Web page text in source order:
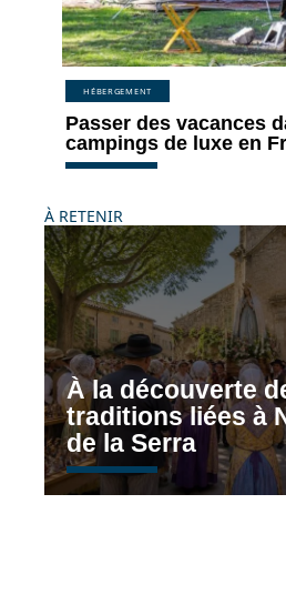
HÉBERGEMENT
Passer des vacances
campings de luxe en
À RETENIR
À la découverte
traditions liées à
de la Serra